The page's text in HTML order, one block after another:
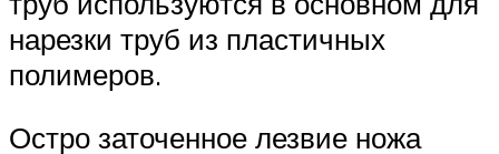
нарезки труб из пластичных
полимеров.
Остро заточенное лезвие ножа